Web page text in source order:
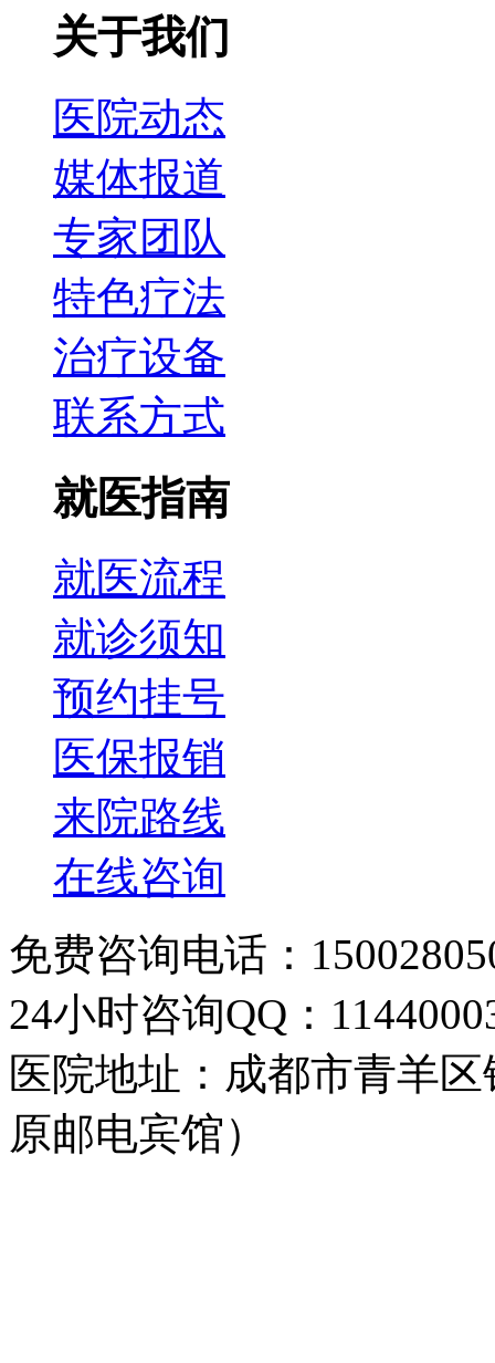
关于我们
医院动态
媒体报道
专家团队
特色疗法
治疗设备
联系方式
就医指南
就医流程
就诊须知
预约挂号
医保报销
来院路线
在线咨询
免费咨询电话：
24小时咨询QQ：
医院地址：成都市青羊
原邮电宾馆）